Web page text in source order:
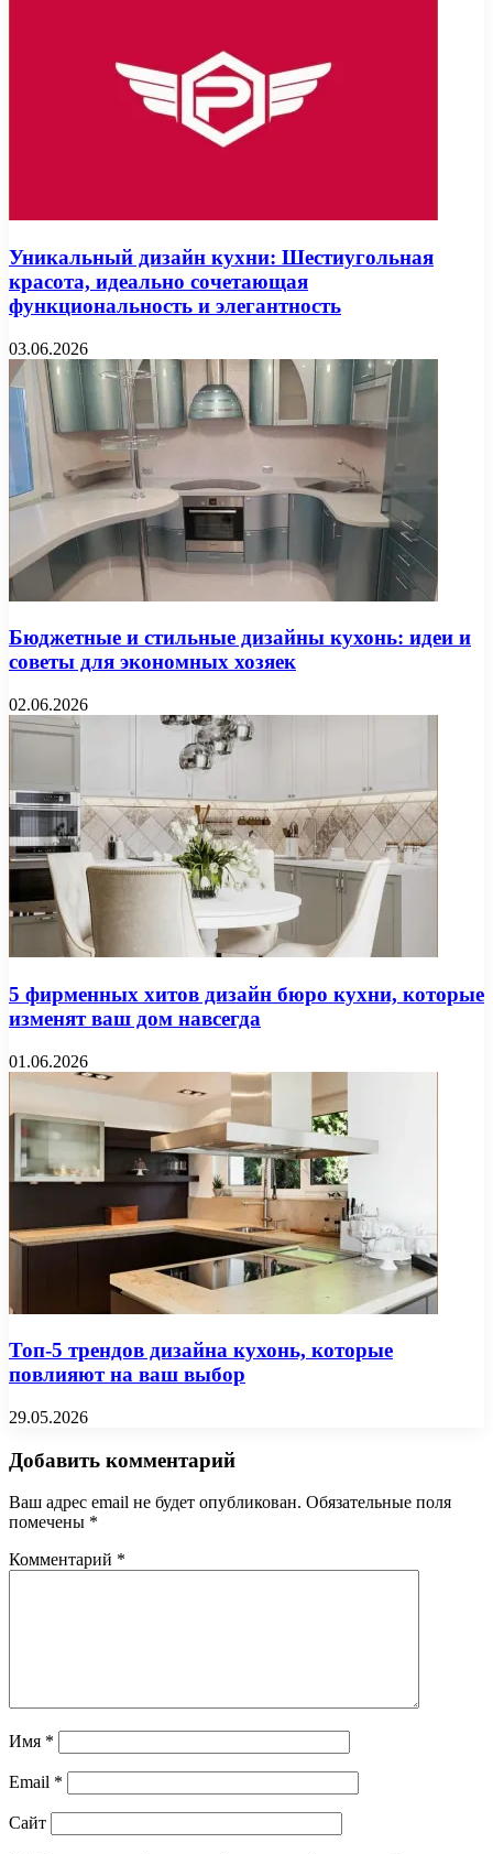
Уникальный дизайн кухни: Шестиугольная
красота, идеально сочетающая
функциональность и элегантность
03.06.2026
Бюджетные и стильные дизайны кухонь: идеи и
советы для экономных хозяек
02.06.2026
5 фирменных хитов дизайн бюро кухни, которые
изменят ваш дом навсегда
01.06.2026
Топ-5 трендов дизайна кухонь, которые
повлияют на ваш выбор
29.05.2026
Добавить комментарий
Ваш адрес email не будет опубликован. Обязательные поля
помечены *
Комментарий *
Имя *
Email *
Сайт